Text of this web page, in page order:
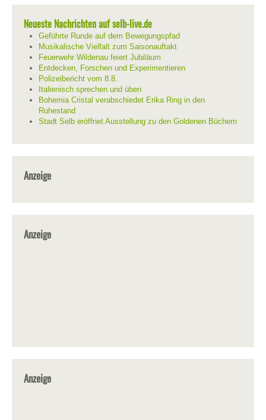
Neueste Nachrichten auf selb-live.de
Geführte Runde auf dem Bewegungspfad
Musikalische Vielfalt zum Saisonauftakt
Feuerwehr Wildenau feiert Jubiläum
Entdecken, Forschen und Experimentieren
Polizeibericht vom 8.8.
Italienisch sprechen und üben
Bohemia Cristal verabschiedet Erika Ring in den
Ruhestand
Stadt Selb eröffnet Ausstellung zu den Goldenen Büchern
Anzeige
Anzeige
Anzeige